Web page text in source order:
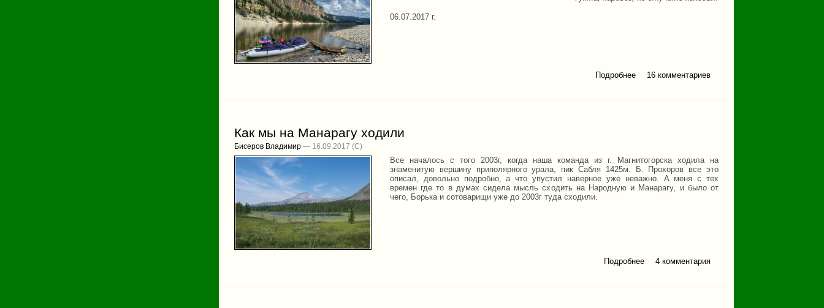
06.07.2017 г.
Подробнее
о Путевые записки с
16 комментариев
Как мы на Манарагу ходили
Бисеров Владимир — 16.09.2017
Все началось с того 2003г, когда наша команда из г. Магнитогорска ходила на
знаменитую вершину приполярного урала, пик Сабля 1425м. Б. Прохоров все это
описал, довольно подробно, а что упустил наверное уже неважно. А меня с тех
времен где то в думах сидела мысль сходить на Народную и Манарагу, и было от
чего, Борька и сотоварищи уже до 2003г туда сходили.
Подробнее
о Как мы на Манарагу
4 комментария